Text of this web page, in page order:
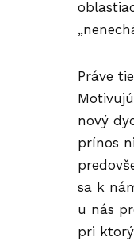
Práve
nový
prínos
sa k
u nás
pri